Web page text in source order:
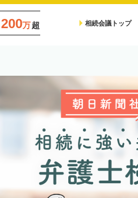
200万超 相続会議トップ